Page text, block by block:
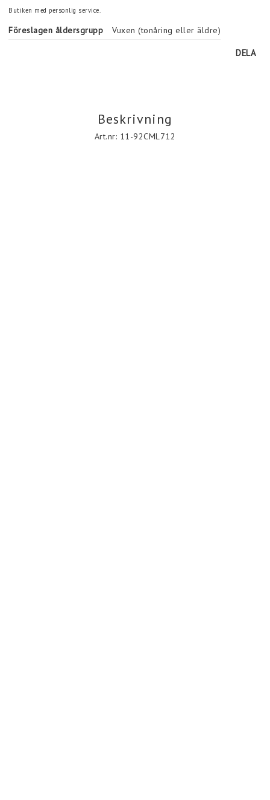
Butiken med personlig service.
Föreslagen åldersgrupp Vuxen (tonåring eller äldre)
DELA
Beskrivning
Art.nr: 11-92CML712